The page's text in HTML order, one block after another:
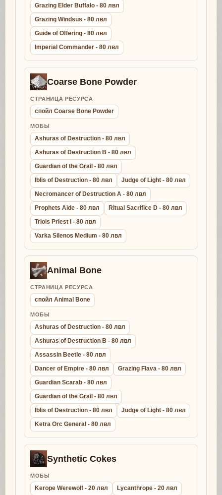
Grazing Elder Buffalo - 80 лвл
Grazing Windsus - 80 лвл
Guide of Offering - 80 лвл
Imperial Commander - 80 лвл
Coarse Bone Powder
СТРАНИЦА РЕСУРСА
спойл Coarse Bone Powder
МОБЫ
Ashuras of Destruction - 80 лвл
Ashuras of Destruction B - 80 лвл
Guardian of the Grail - 80 лвл
Iblis of Destruction - 80 лвл
Judge of Light - 80 лвл
Necromancer of Destruction A - 80 лвл
Prophets Aide - 80 лвл
Ritual Sacrifice D - 80 лвл
Triols Priest I - 80 лвл
Varka Silenos Medium - 80 лвл
Animal Bone
СТРАНИЦА РЕСУРСА
спойл Animal Bone
МОБЫ
Ashuras of Destruction - 80 лвл
Ashuras of Destruction B - 80 лвл
Assassin Beetle - 80 лвл
Dancer of Empire - 80 лвл
Grazing Flava - 80 лвл
Guardian Scarab - 80 лвл
Guardian of the Grail - 80 лвл
Iblis of Destruction - 80 лвл
Judge of Light - 80 лвл
Ketra Orc General - 80 лвл
Synthetic Cokes
МОБЫ
Kerope Werewolf - 20 лвл
Lycanthrope - 20 лвл